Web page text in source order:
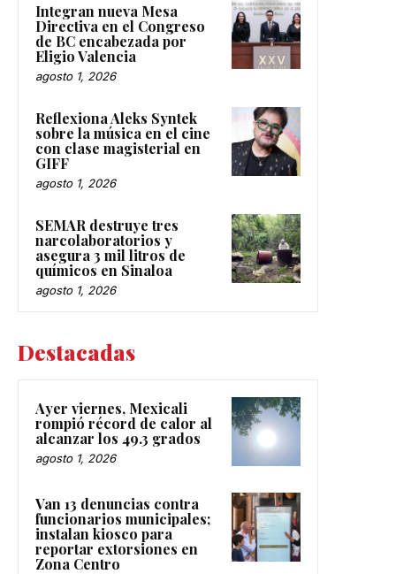
Integran nueva Mesa
Directiva en el Congreso
de BC encabezada por
Eligio Valencia
agosto 1, 2026
Reflexiona Aleks Syntek
sobre la música en el cine
con clase magisterial en
GIFF
agosto 1, 2026
SEMAR destruye tres
narcolaboratorios y
asegura 3 mil litros de
químicos en Sinaloa
agosto 1, 2026
Destacadas
Ayer viernes, Mexicali
rompió récord de calor al
alcanzar los 49.3 grados
agosto 1, 2026
Van 13 denuncias contra
funcionarios municipales;
instalan kiosco para
reportar extorsiones en
Zona Centro